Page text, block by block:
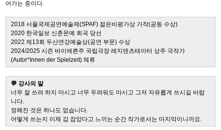
어가는 중이다
2018서울국제공연예술제(SPAF) 젊은비평가상 가작(공동 수상)
2020 한국일보 신춘문예 희곡 당선
2022제13회 두산연강예술상(공연 부문) 수상
2024/2025시즌 바이에른주 국립극장 레지덴츠테아터 상주 극작가
(Autor*Innen der Spielzeit)체류
💬 강사의 말
너무 잘 쓰려 하지 마시고 너무 두려워도 마시고 그저 자유롭게 쓰시길 바랍
니다
정해진 것은 하나도 없습니다
어떻게 쓰는지 이제 감 잡았다고 느끼는 순간 작가로서는 마지막이니까요